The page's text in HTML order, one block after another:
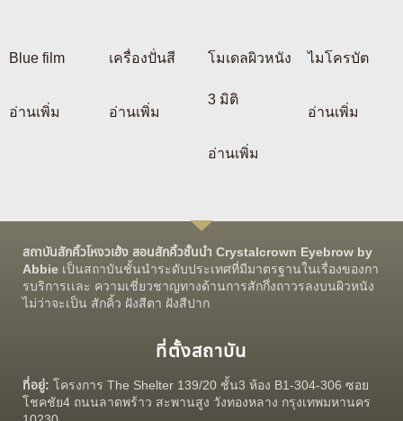
Blue film
อ่านเพิ่ม
เครื่องปั่นสี
อ่านเพิ่ม
โมเดลผิวหนัง
3 มิติ
อ่านเพิ่ม
ไมโครบัต
อ่านเพิ่ม
สถาบันสักคิ้วโหงวเฮ้ง สอนสักคิ้วชั้นนำ Crystalcrown Eyebrow by
Abbie เป็นสถาบันชั้นนำระดับประเทศที่มีมาตรฐานในเรื่องของกา
รบริการเเละ ความเชี่ยวชาญทางด้านการสักกึ่งถาวรลงบนผิวหนัง
ไม่ว่าจะเป็น สักคิ้ว ฝังสีตา ฝังสีปาก
ที่ตั้งสถาบัน
ที่อยู่: โครงการ The Shelter 139/20 ชั้น3 ห้อง B1-304-306 ซอย
โชคชัย4 ถนนลาดพร้าว สะพานสูง วังทองหลาง กรุงเทพมหานคร